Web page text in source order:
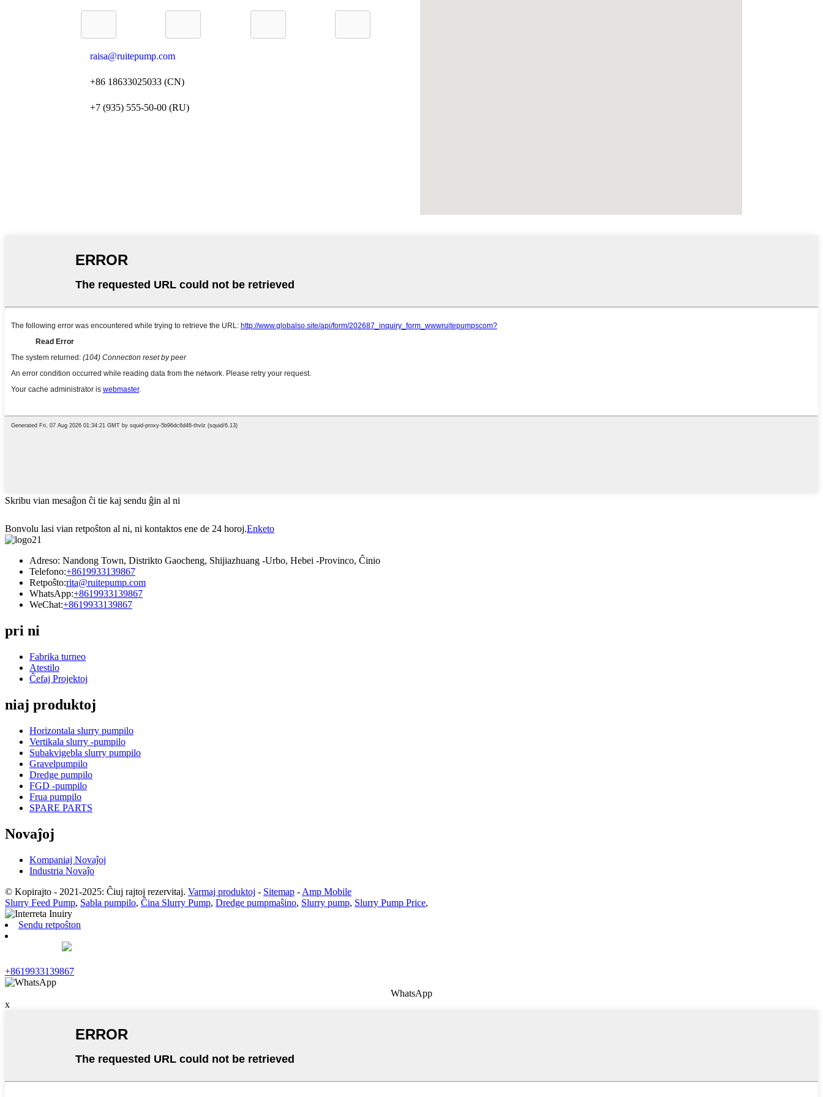
raisa@ruitepump.com
+86 18633025033 (CN)
+7 (935) 555-50-00 (RU)
Skribu vian mesaĝon ĉi tie kaj sendu ĝin al ni
Bonvolu lasi vian retpoŝton al ni, ni kontaktos ene de 24 horoj.Enketo
Adreso: Nandong Town, Distrikto Gaocheng, Shijiazhuang -Urbo, Hebei -Provinco, Ĉinio
Telefono:+8619933139867
Retpoŝto:rita@ruitepump.com
WhatsApp:+8619933139867
WeChat:+8619933139867
pri ni
Fabrika turneo
Atestilo
Ĉefaj Projektoj
niaj produktoj
Horizontala slurry pumpilo
Vertikala slurry -pumpilo
Subakvigebla slurry pumpilo
Gravelpumpilo
Dredge pumpilo
FGD -pumpilo
Frua pumpilo
SPARE PARTS
Novaĵoj
Kompaniaj Novaĵoj
Industria Novaĵo
© Kopirajto - 2021-2025: Ĉiuj rajtoj rezervitaj. Varmaj produktoj - Sitemap - Amp Mobile
Slurry Feed Pump, Sabla pumpilo, Ĉina Slurry Pump, Dredge pumpmaŝino, Slurry pump, Slurry Pump Price,
Sendu retpoŝton
+8619933139867
WhatsApp
x